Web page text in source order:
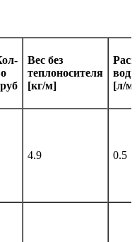
Вес без
теплоносителя
[кг/м]
[л/м]
4.9 0.5